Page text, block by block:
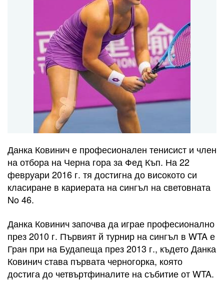
Данка Ковинич е професионален тенисист и член
на отбора на Черна гора за Фед Къп. На 22
февруари 2016 г. тя достигна до високото си
класиране в кариерата на сингъл на световната
No 46.
Данка Ковинич започва да играе професионално
през 2010 г. Първият й турнир на сингъл в WTA е
Гран при на Будапеща през 2013 г., където Данка
Ковинич става първата черногорка, която
достига до четвъртфиналите на събитие от WTA.